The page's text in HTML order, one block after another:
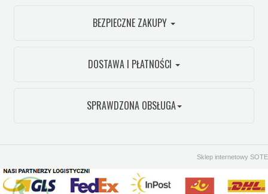
BEZPIECZNE ZAKUPY
DOSTAWA I PŁATNOŚCI
SPRAWDZONA OBSŁUGA
Sklep internetowy SOTE